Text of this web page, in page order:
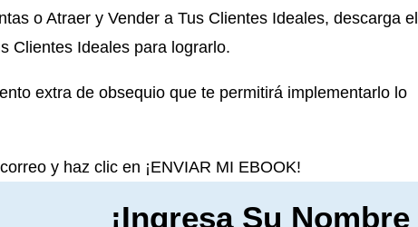
o Atraer y Vender a Tus Clientes Ideales, descarga el
Clientes Ideales para lograrlo.
extra de obsequio que te permitirá implementarlo lo
y haz clic en ¡ENVIAR MI EBOOK!
¡Ingresa Su Nombre